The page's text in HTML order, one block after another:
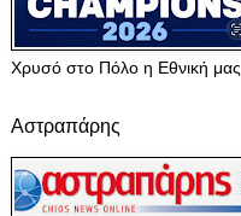
Χρυσό στο Πόλο η Εθνική μας
Αστραπάρης